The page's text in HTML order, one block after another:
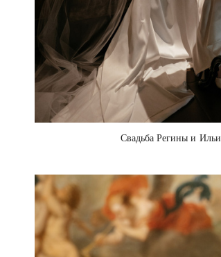
Свадьба Регины и Ильи